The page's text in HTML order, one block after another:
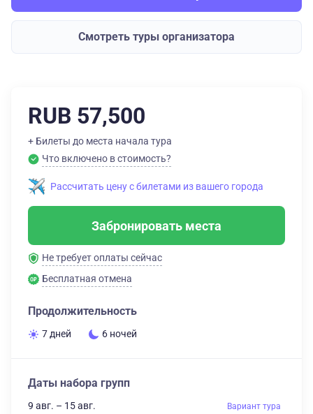
Смотреть туры организатора
RUB 57,500
+ Билеты до места начала тура
Что включено в стоимость?
Рассчитать цену с билетами из вашего города
Забронировать места
Не требует оплаты сейчас
Бесплатная отмена
Продолжительность
7 дней 6 ночей
Даты набора групп
9 авг. – 15 авг. Вариант тура